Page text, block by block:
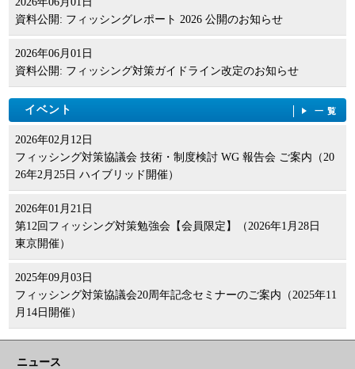
資料公開: フィッシングレポート 2026 公開のお知らせ
2026年06月01日
資料公開: フィッシング対策ガイドライン改定のお知らせ
イベント 一覧
2026年02月12日
フィッシング対策協議会 技術・制度検討 WG 報告会 ご案内（20
26年2月25日 ハイブリッド開催）
2026年01月21日
第12回フィッシング対策勉強会【会員限定】（2026年1月28日
東京開催）
2025年09月03日
フィッシング対策協議会20周年記念セミナーのご案内（2025年11
月14日開催）
ニュース